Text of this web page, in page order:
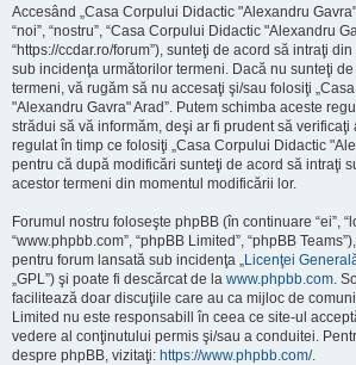
Accesând „Casa Corpului Didactic "Alexandru
“noi”, “nostru”, “Casa Corpului Didactic "Alexandru
“https://ccdar.ro/forum”), sunteţi de acord să intraţi
sub incidenţa următorilor termeni. Dacă nu sunteţi
termeni, vă rugăm să nu accesaţi şi/sau folosiţi
"Alexandru Gavra" Arad”. Putem schimba aceste
strădui să vă informăm, deşi ar fi prudent să verificaţi
regulat în timp ce folosiţi „Casa Corpului Didactic
pentru că după modificări sunteţi de acord să intraţi
acestor termeni din momentul modificării lor.
Forumul nostru foloseşte phpBB (în continuare “ei”,
“www.phpbb.com”, “phpBB Limited”, “phpBB
pentru forum lansată sub incidenţa „Licenţei
„GPL”) şi poate fi descărcat de la www.phpbb.com.
facilitează doar discuţiile care au ca mijloc de
Limited nu este responsabill în ceea ce site-ul
vedere al conţinutului permis şi/sau a conduitei.
despre phpBB, vizitaţi: https://www.phpbb.com/.